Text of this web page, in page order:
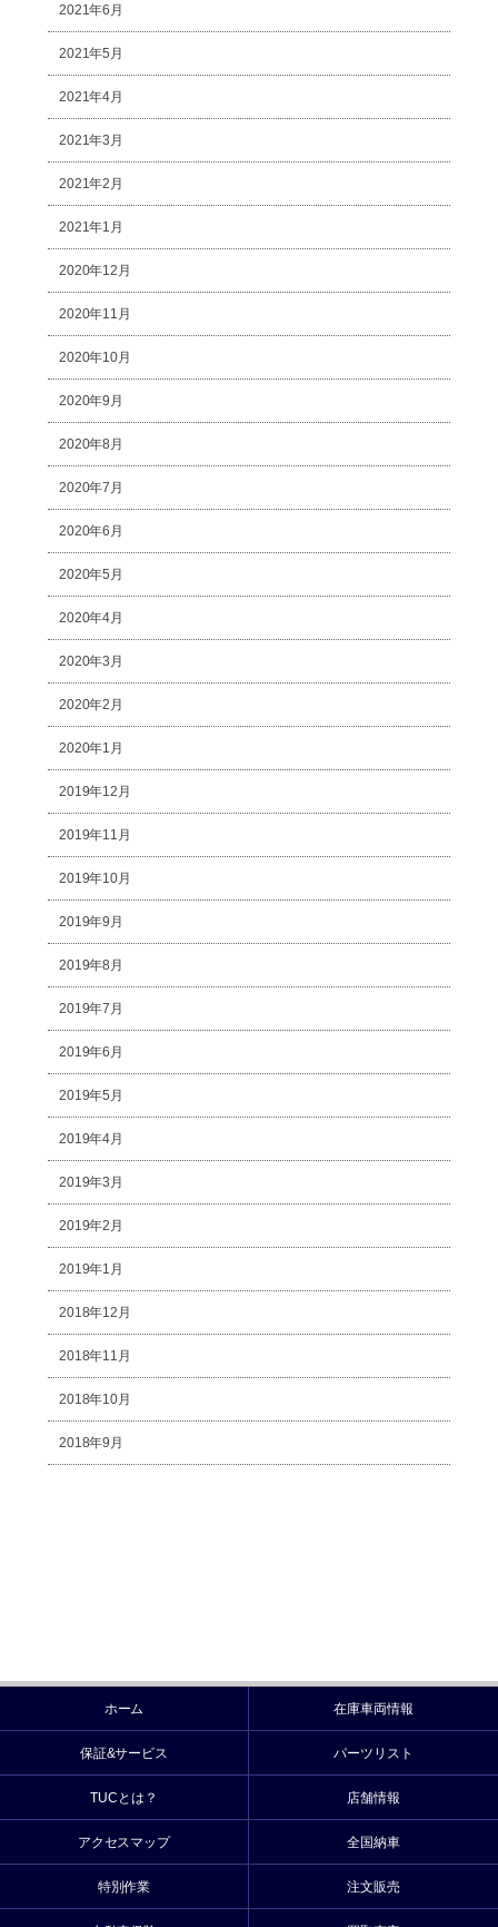
2021年6月
2021年5月
2021年4月
2021年3月
2021年2月
2021年1月
2020年12月
2020年11月
2020年10月
2020年9月
2020年8月
2020年7月
2020年6月
2020年5月
2020年4月
2020年3月
2020年2月
2020年1月
2019年12月
2019年11月
2019年10月
2019年9月
2019年8月
2019年7月
2019年6月
2019年5月
2019年4月
2019年3月
2019年2月
2019年1月
2018年12月
2018年11月
2018年10月
2018年9月
ホーム 在庫車両情報
保証&サービス パーツリスト
TUCとは？ 店舗情報
アクセスマップ 全国納車
特別作業 注文販売